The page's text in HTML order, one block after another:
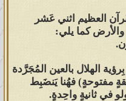
العظيم اثني عَشر
كما يلي:
الهلال بالعين المُجَرَّدة
مفتوحةٍ) فهُنا يَنضَبِط
في ثانيةٍ واحِدةٍ.